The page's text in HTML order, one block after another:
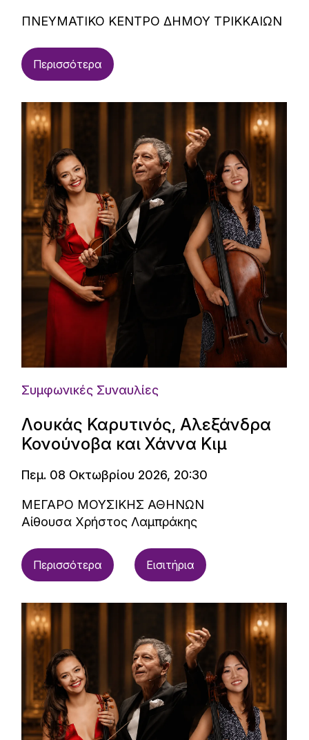
ΠΝΕΥΜΑΤΙΚΟ ΚΕΝΤΡΟ ΔΗΜΟΥ ΤΡΙΚΚΑΙΩΝ
Περισσότερα
Συμφωνικές Συναυλίες
Λουκάς Καρυτινός, Αλεξάνδρα
Κονούνοβα και Χάννα Κιμ
Πεμ. 08 Οκτωβρίου 2026, 20:30
ΜΕΓΑΡΟ ΜΟΥΣΙΚΗΣ ΑΘΗΝΩΝ
Αίθουσα Χρήστος Λαμπράκης
Περισσότερα Εισιτήρια